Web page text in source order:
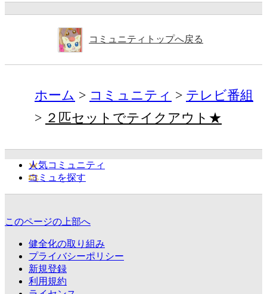
コミュニティトップへ戻る
ホーム コミュニティ
テレビ番組
２匹セットでテイクアウト★
人気コミュニティ
コミュを探す
このページの上部へ
健全化の取り組み
プライバシーポリシー
新規登録
利用規約